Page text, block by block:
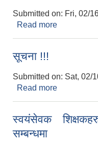
Submitted on: Fri, 02/
Read more
सूचना !!!
Submitted on: Sat, 02/
Read more
स्वयंसेवक
सम्बन्धमा